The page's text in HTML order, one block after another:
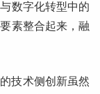
数字化转型中的
素整合起来，融
技术侧创新虽然